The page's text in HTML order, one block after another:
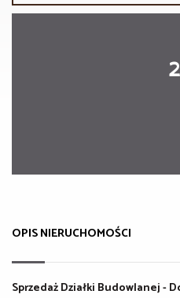
OPIS NIERUCHOMOŚCI
Sprzedaż Działki Budowlanej -